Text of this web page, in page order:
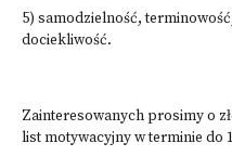
5) samodzielność,
dociekliwość.
Zainteresowanych prosimy o
list motywacyjny w terminie do